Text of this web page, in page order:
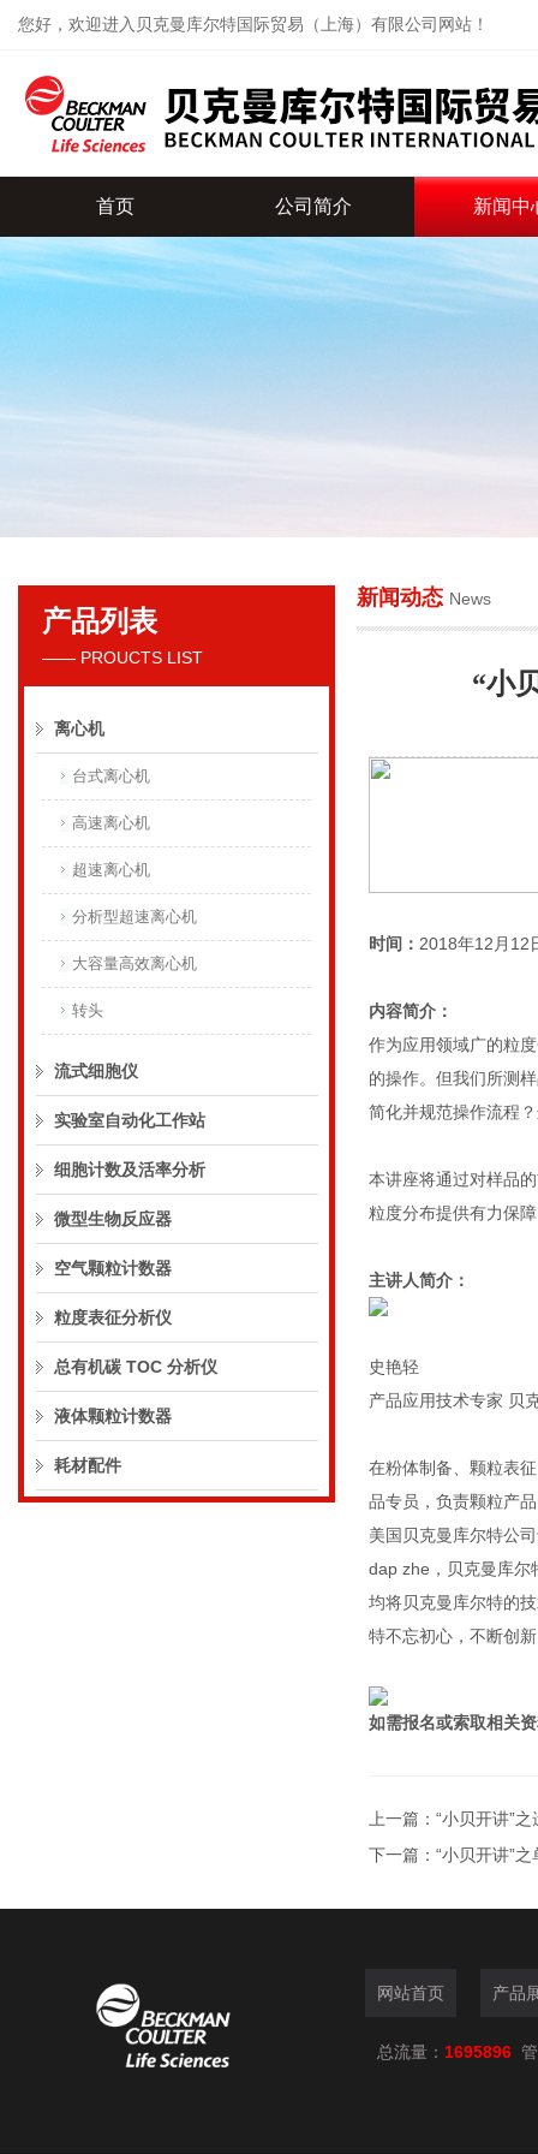
您好，欢迎进入贝克曼库尔特国际贸易（上海）有限公司网站！
贝克曼库尔特国际贸易（上海）有限公司
首页 公司简介 新闻中
产品列表
—— PROUCTS LIST
离心机
台式离心机
高速离心机
超速离心机
分析型超速离心机
大容量高效离心机
转头
流式细胞仪
实验室自动化工作站
细胞计数及活率分析
微型生物反应器
空气颗粒计数器
粒度表征分析仪
总有机碳 TOC 分析仪
液体颗粒计数器
耗材配件
新闻动态 News
“小
时间： 2018年12月12
内容简介：
作为应用领域广的粒
的操作。但我们所测
简化并规范操作流程
本讲座将通过对样品
粒度分布提供有力保
主讲人简介：
史艳轻
产品应用技术专家 贝
在粉体制备、颗粒表
品专员，负责颗粒产
美国贝克曼库尔特公
dap zhe，贝克曼库尔
均将贝克曼库尔特的
特不忘初心，不断创
如需报名或索取相关
上一篇： “小贝开讲”
下一篇： “小贝开讲”
网站首页 产品
总流量： 1695896